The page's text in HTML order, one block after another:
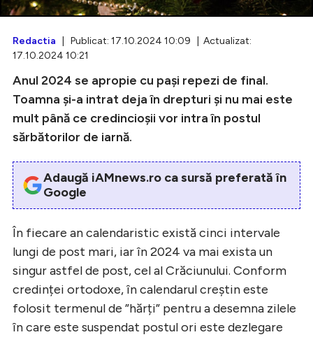
Creează cont
Redactia | Publicat: 17.10.2024 10:09 | Actualizat:
17.10.2024 10:21
Anul 2024 se apropie cu pași repezi de final.
Toamna și-a intrat deja în drepturi și nu mai este
mult până ce credincioșii vor intra în postul
sărbătorilor de iarnă.
Adaugă iAMnews.ro ca sursă preferată în
Google
În fiecare an calendaristic există cinci intervale
lungi de post mari, iar în 2024 va mai exista un
singur astfel de post, cel al Crăciunului. Conform
credinței ortodoxe, în calendarul creștin este
folosit termenul de ”hărți” pentru a desemna zilele
în care este suspendat postul ori este dezlegare